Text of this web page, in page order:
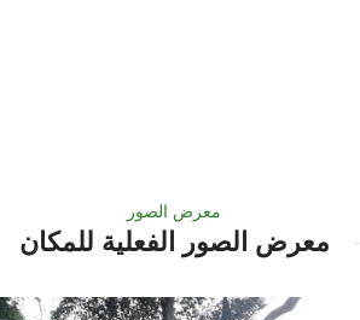
معرض الصور
معرض الصور الفعلية للمكان